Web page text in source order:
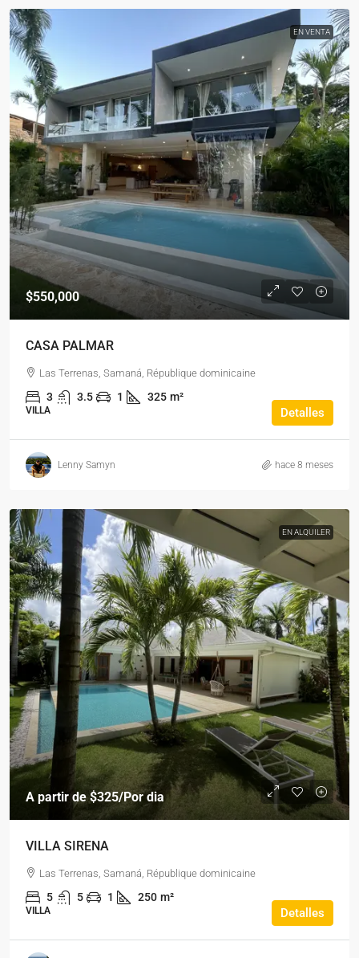
EN VENTA
$550,000
CASA PALMAR
Las Terrenas, Samaná, République dominicaine
3 3.5 1 325 m²
VILLA Detalles
Lenny Samyn hace 8 meses
EN ALQUILER
A partir de$325/Por dia
VILLA SIRENA
Las Terrenas, Samaná, République dominicaine
5 5 1 250 m²
VILLA Detalles